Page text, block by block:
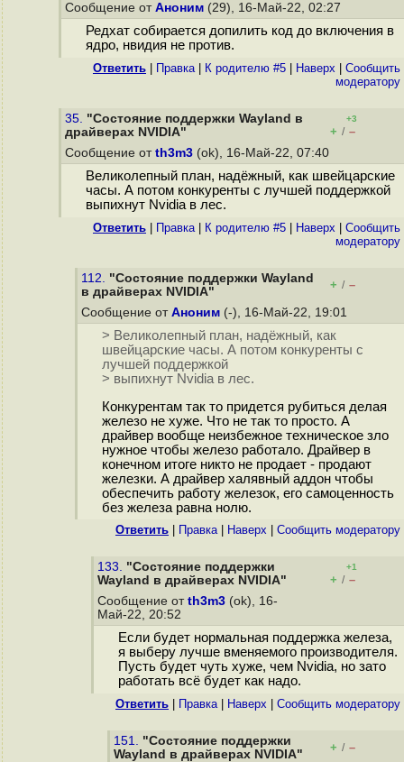
Сообщение от Аноним (29), 16-Май-22, 02:27
Редхат собирается допилить код до включения в
ядро, нвидия не против.
Ответить Правка| К родителю #5 Наверх
Cообщить
модератору
35. "Состояние поддержки Wayland в
драйверах NVIDIA"
+3
+ / –
Сообщение от th3m3 (ok), 16-Май-22, 07:40
Великолепный план, надёжный, как швейцарские
часы. А потом конкуренты с лучшей поддержкой
выпихнут Nvidia в лес.
Ответить Правка| К родителю #5 Наверх
Cообщить
модератору
112. "Состояние поддержки Wayland
в драйверах NVIDIA"
+ / –
Сообщение от Аноним (-), 16-Май-22, 19:01
> Великолепный план, надёжный, как
швейцарские часы. А потом конкуренты с
лучшей поддержкой
> выпихнут Nvidia в лес.
Конкурентам так то придется рубиться делая
железо не хуже. Что не так то просто. А
драйвер вообще неизбежное техническое зло
нужное чтобы железо работало. Драйвер в
конечном итоге никто не продает - продают
железки. А драйвер халявный аддон чтобы
обеспечить работу железок, его самоценность
без железа равна нолю.
Ответить Правка| Наверх Cообщить модератору
133. "Состояние поддержки
Wayland в драйверах NVIDIA"
+1
+ / –
Сообщение от th3m3 (ok), 16-
Май-22, 20:52
Если будет нормальная поддержка железа,
я выберу лучше вменяемого производителя.
Пусть будет чуть хуже, чем Nvidia, но зато
работать всё будет как надо.
Ответить Правка| Наверх Cообщить модератору
151. "Состояние поддержки
Wayland в драйверах NVIDIA"
+ / –